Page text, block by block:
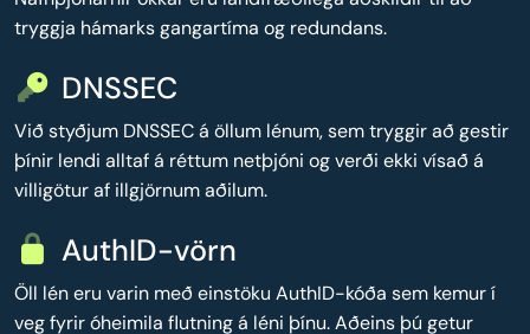
tryggja hámarks gangartíma og redundans.
DNSSEC
Við styðjum DNSSEC á öllum lénum, sem tryggir að gestir
þínir lendi alltaf á réttum netþjóni og verði ekki vísað á
villigötur af illgjörnum aðilum.
AuthID-vörn
Öll lén eru varin með einstöku AuthID-kóða sem kemur í
veg fyrir óheimila flutning á léni þínu. Aðeins þú getur